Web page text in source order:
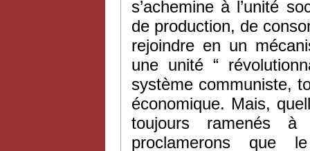
s’achemine à l’unité
de production, de
rejoindre en un
une unité “
système communiste,
économique. Mais,
toujours ramenés
proclamerons que